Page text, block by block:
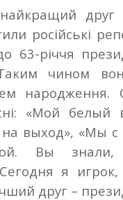
друг
російські
63-річчя
чином
народження.
«Мой белый
на выход», «Мы с
Вы
я
друг –